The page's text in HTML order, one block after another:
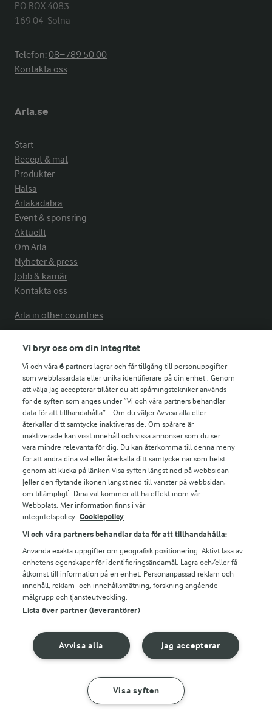
GÖR SÅ HÄR INGREDIENSER
PO BOX 4083
169 04  Solna
Telefon:08−789 50 00
Kontakta oss
Arla.se
Start
Recept & mat
Produkter
Hälsa
Arlakadabra
Event & sponsring
Aktuellt
Om Arla
Nyheter & press
Jobb & karriär
Kontakta oss
Arla in other countries
För ägare
Arlas kundportal
Arla.com
Falbygdens Ost
Arla webbshop
Bildbank
Följ oss
Ändra cookie-inställningar
Vi bryr oss om din integritet
Vi och våra6 partners lagrar och får tillgång till personuppgifter
som webbläsardata eller unika identifierare på din enhet . Genom
att välja Jag accepterar tillåter du att spårningstekniker används
för de syften som anges under ”Vi och våra partners behandlar
data för att tillhandahålla”. . Om du väljer Avvisa alla eller
återkallar ditt samtycke inaktiveras de. Om spårare är
inaktiverade kan visst innehåll och vissa annonser som du ser
vara mindre relevanta för dig. Du kan återkomma till denna meny
för att ändra dina val eller återkalla ditt samtycke när som helst
genom att klicka på länken Visa syften längst ned på webbsidan
[eller den flytande ikonen längst ned till vänster på webbsidan,
om tillämpligt]. Dina val kommer att ha effekt inom vår
Webbplats. Mer information finns i vår
integritetspolicy. Cookiepolicy
Vi och våra partners behandlar data för att tillhandahålla:
Använda exakta uppgifter om geografisk positionering. Aktivt läsa av
enhetens egenskaper för identifieringsändamål. Lagra och/eller få
åtkomst till information på en enhet. Personanpassad reklam och
innehåll, reklam- och innehållsmätning, forskning angående
målgrupp och tjänsteutveckling.
Lista över partner (leverantörer)
Jag accepterar
Avvisa alla
Visa syften